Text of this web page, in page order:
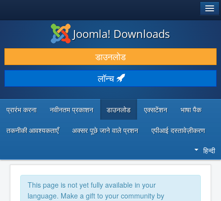
डाउनलोड करें और बढ़ाएं
खोजें और जानें
सामुदायिक समर्थन
डेवलपर संसाधन
Joomla! Downloads
डाउनलोड
लॉन्च
प्रारंभ करना नवीनतम प्रकाशन डाउनलोड एक्सटेंशन भाषा पैक
तकनीकी आवश्यकताएँ अक्सर पूछे जाने वाले प्रशन एपीआई दस्तावेज़ीकरण
हिन्दी
This page is not yet fully available in your
language. Make a gift to your community by